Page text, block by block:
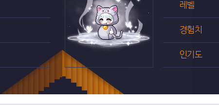
레벨
경험치
인기도